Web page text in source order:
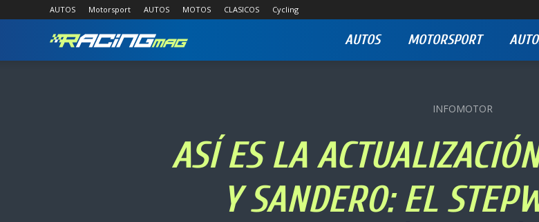
AUTOS Motorsport AUTOS MOTOS CLASICOS Cycling
RACING AUTOS MOTORSPORT
INFOMOTOR
ASÍ ES LA
Y SANDERO: EL